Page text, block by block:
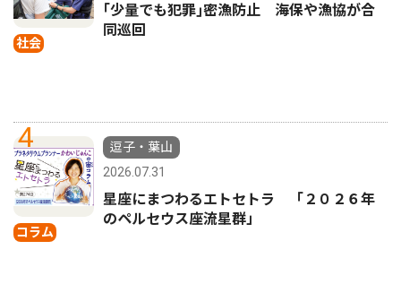
社会
｢少量でも犯罪｣密漁防止 海保や漁協が合
同巡回
4
コラム
逗子・葉山
2026.07.31
星座にまつわるエトセトラ 「２０２６年
のペルセウス座流星群」